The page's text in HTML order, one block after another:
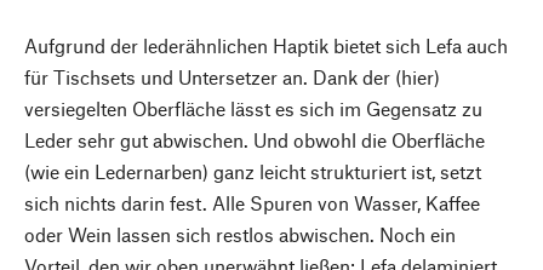
Aufgrund der lederähnlichen Haptik bietet sich Lefa auch
für Tischsets und Untersetzer an. Dank der (hier)
versiegelten Oberfläche lässt es sich im Gegensatz zu
Leder sehr gut abwischen. Und obwohl die Oberfläche
(wie ein Ledernarben) ganz leicht strukturiert ist, setzt
sich nichts darin fest. Alle Spuren von Wasser, Kaffee
oder Wein lassen sich restlos abwischen. Noch ein